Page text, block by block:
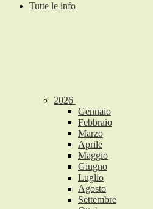
Tutte le info
2026
Gennaio
Febbraio
Marzo
Aprile
Maggio
Giugno
Luglio
Agosto
Settembre